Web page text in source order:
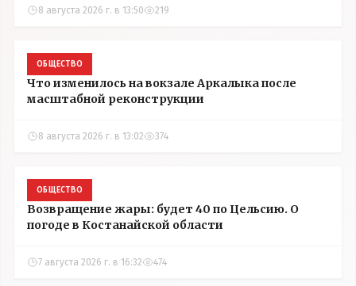
8 августа 2026 г. в 13:50 219
ОБЩЕСТВО
Что изменилось на вокзале Аркалыка после
масштабной реконструкции
8 августа 2026 г. в 13:02 374
ОБЩЕСТВО
Возвращение жары: будет 40 по Цельсию. О
погоде в Костанайской области
7 августа 2026 г. в 16:32 474